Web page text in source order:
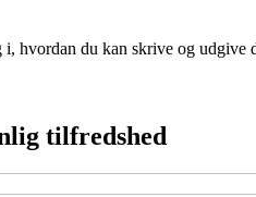
hvordan du kan skrive og
tilfredshed